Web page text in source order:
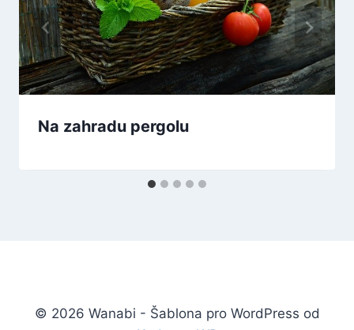
Na zahradu pergolu
© 2026 Wanabi - Šablona pro WordPress od